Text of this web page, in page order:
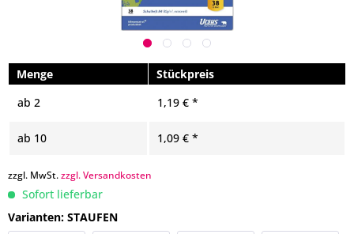
Menge
Stückpreis
ab 2 1,19 € *
ab 10 1,09 € *
zzgl. MwSt.zzgl. Versandkosten
Sofort lieferbar
Varianten: STAUFEN